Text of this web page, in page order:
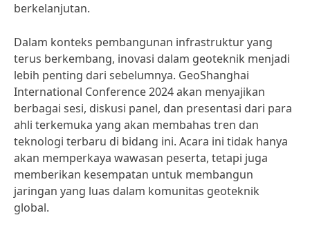
berkelanjutan.
Dalam konteks pembangunan infrastruktur yang
terus berkembang, inovasi dalam geoteknik menjadi
lebih penting dari sebelumnya. GeoShanghai
International Conference 2024 akan menyajikan
berbagai sesi, diskusi panel, dan presentasi dari para
ahli terkemuka yang akan membahas tren dan
teknologi terbaru di bidang ini. Acara ini tidak hanya
akan memperkaya wawasan peserta, tetapi juga
memberikan kesempatan untuk membangun
jaringan yang luas dalam komunitas geoteknik
global.